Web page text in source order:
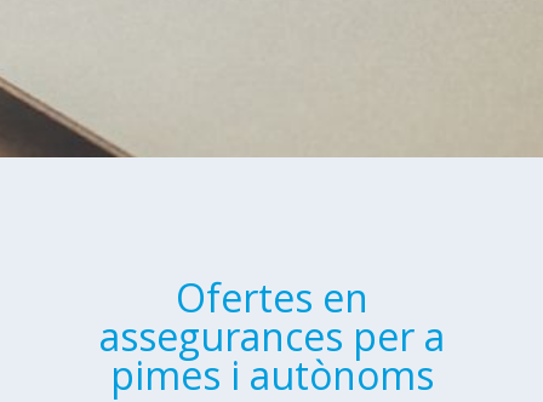
Ofertes en
assegurances per a
pimes i autònoms